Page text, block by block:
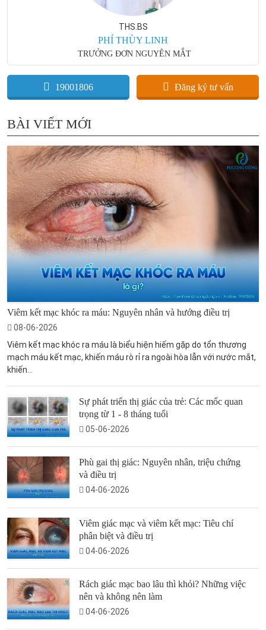
THS.BS
PHÍ THÙY LINH
TRƯỞNG ĐƠN NGUYÊN MẮT
19001806 Đăng ký tư vấn
BÀI VIẾT MỚI
Viêm kết mạc khóc ra máu: Nguyên nhân và hướng điều trị
08-06-2026
Viêm kết mạc khóc ra máu là biểu hiện hiếm gặp do tổn thương
mạch máu kết mạc, khiến máu rò rỉ ra ngoài hòa lẫn với nước mắt,
khiến...
Sự phát triển thị giác của trẻ: Các mốc quan
trọng từ 1 - 8 tháng tuổi
05-06-2026
Phù gai thị giác: Nguyên nhân, triệu chứng
và điều trị
04-06-2026
Viêm giác mạc và viêm kết mạc: Tiêu chí
phân biệt và điều trị
04-06-2026
Rách giác mạc bao lâu thì khỏi? Những việc
nên và không nên làm
04-06-2026